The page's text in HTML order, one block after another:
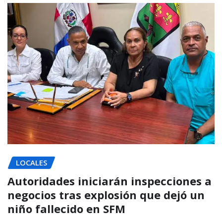
LOCALES
Autoridades iniciarán inspecciones a
negocios tras explosión que dejó un
niño fallecido en SFM